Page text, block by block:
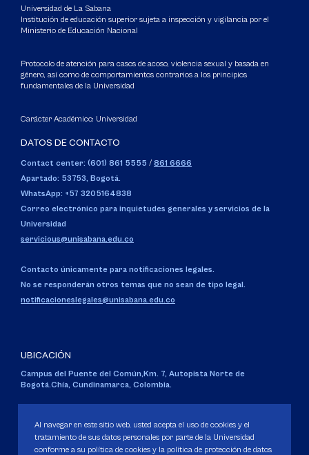
Universidad de La Sabana
Institución de educación superior sujeta a inspección y vigilancia por el
Ministerio de Educación Nacional
Protocolo de atención para casos de acoso, violencia sexual y basada en
género, así como de comportamientos contrarios a los principios
fundamentales de la Universidad
Carácter Académico: Universidad
DATOS DE CONTACTO
Contact center: (601) 861 5555 / 861 6666
Apartado: 53753, Bogotá.
WhatsApp: +57 3205164838
Correo electrónico para inquietudes generales y servicios de la
Universidad
servicious@unisabana.edu.co
Contacto únicamente para notificaciones legales.
No se responderán otros temas que no sean de tipo legal.
notificacioneslegales@unisabana.edu.co
UBICACIÓN
Campus del Puente del Común,Km. 7, Autopista Norte de
Bogotá.Chía, Cundinamarca, Colombia.
Personería Jurídica:Resolución 130 del 14 de enero de 1980.
Ministerio de Educación Nacional.
Al navegar en este sitio web, usted acepta el uso de cookies y el
tratamiento de sus datos personales por parte de la Universidad
conforme a su política de cookies y la política de protección de datos